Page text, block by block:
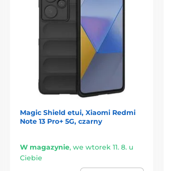
Magic Shield etui, Xiaomi Redmi
Note 13 Pro+ 5G, czarny
W magazynie, we wtorek 11. 8. u
Ciebie